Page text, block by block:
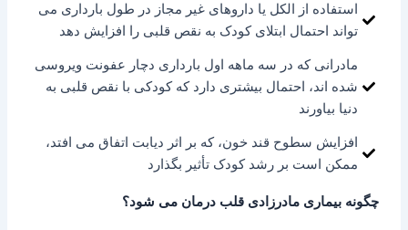
استفاده از الکل یا داروهای غیر مجاز در طول بارداری می
تواند احتمال ابتلای کودک به نقص قلبی را افزایش دهد
مادرانی که در سه ماهه اول بارداری دچار عفونت ویروسی
شده اند، احتمال بیشتری دارد که کودکی با نقص قلبی به
دنیا بیاورند
افزایش سطوح قند خون، که بر اثر دیابت اتفاق می افتد،
ممکن است بر رشد کودک تأثیر بگذارد
چگونه بیماری مادرزادی قلب درمان می شود؟